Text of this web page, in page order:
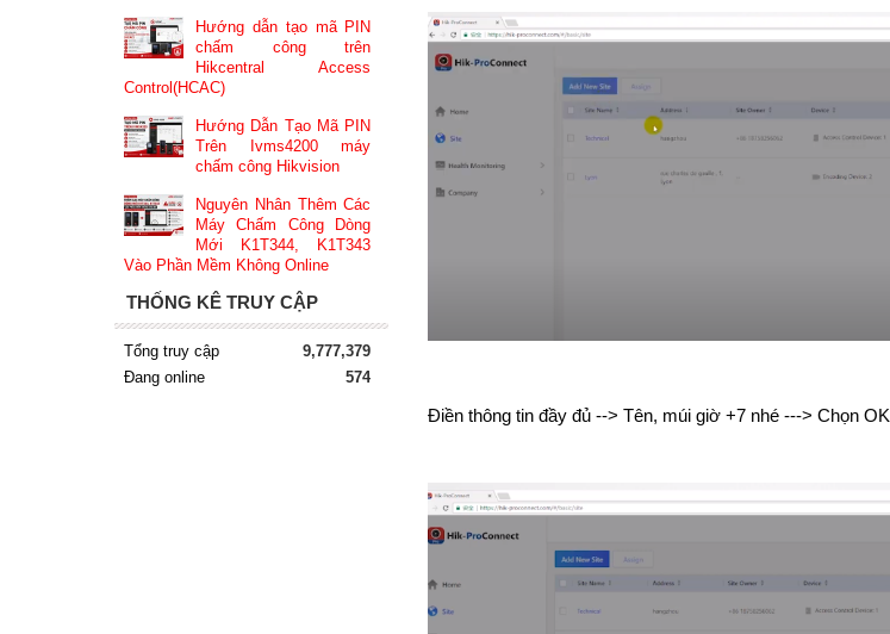
Điền thông tin đầy đủ --> Tên, múi giờ +7 nhé ---> Chọn OK
Hướng dẫn tạo mã PIN
chấm công trên
Hikcentral Access
Control(HCAC)
Hướng Dẫn Tạo Mã PIN
Trên Ivms4200 máy
chấm công Hikvision
Nguyên Nhân Thêm Các
Máy Chấm Công Dòng
Mới K1T344, K1T343
Vào Phần Mềm Không Online
THỐNG KÊ TRUY CẬP
Tổng truy cập
9,777,379
Đang online
574